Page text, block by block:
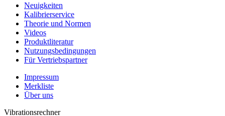
Neuigkeiten
Kalibrier­service
Theorie und Normen
Videos
Produkt­literatur
Nutzungs­bedingungen
Für Vertriebs­partner
Impressum
Merkliste
Über uns
Vibrationsrechner